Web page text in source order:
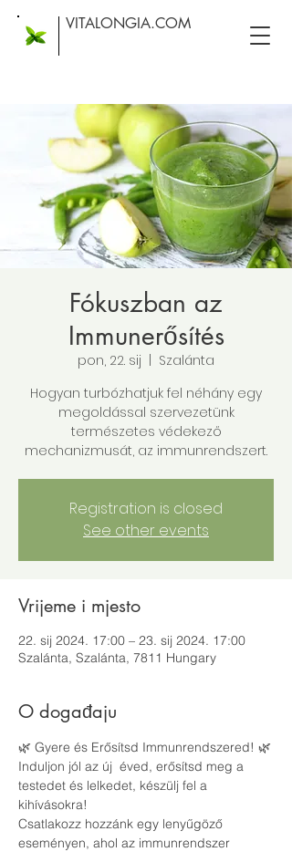
VITALONGIA.COM
Fókuszban az
Immunerősítés
pon, 22. sij
Szalánta
Hogyan turbózhatjuk fel néhány egy
megoldással szervezetünk
természetes védekező
mechanizmusát, az immunrendszert.
Registration is closed
See other events
Vrijeme i mjesto
22. sij 2024. 17:00 – 23. sij 2024. 17:00
Szalánta, Szalánta, 7811 Hungary
O događaju
🌿 Gyere és Erősítsd Immunrendszered! 🌿
Induljon jól az új  éved, erősítsd meg a
testedet és lelkedet, készülj fel a
kihívásokra!
Csatlakozz hozzánk egy lenyűgöző
eseményen, ahol az immunrendszer